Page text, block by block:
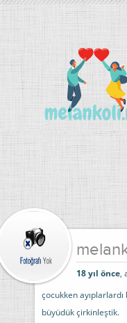
18 yıl önce,
çocukken ayıplarlardı
büyüdük çirkinleştik.